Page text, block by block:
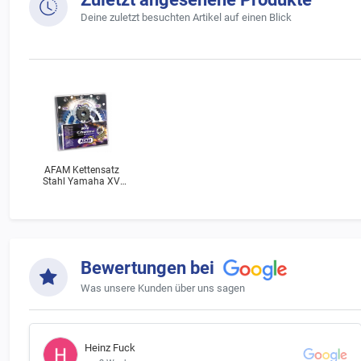
Deine zuletzt besuchten Artikel auf einen Blick
AFAM Kettensatz
Stahl Yamaha XV
Bewertungen bei
Was unsere Kunden über uns sagen
Heinz Fuck